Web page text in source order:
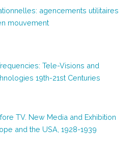
agencements utilitaires
mouvement
Tele-Visions and
19th-21st Centuries
TV. New Media and Exhibition
and the USA, 1928-1939